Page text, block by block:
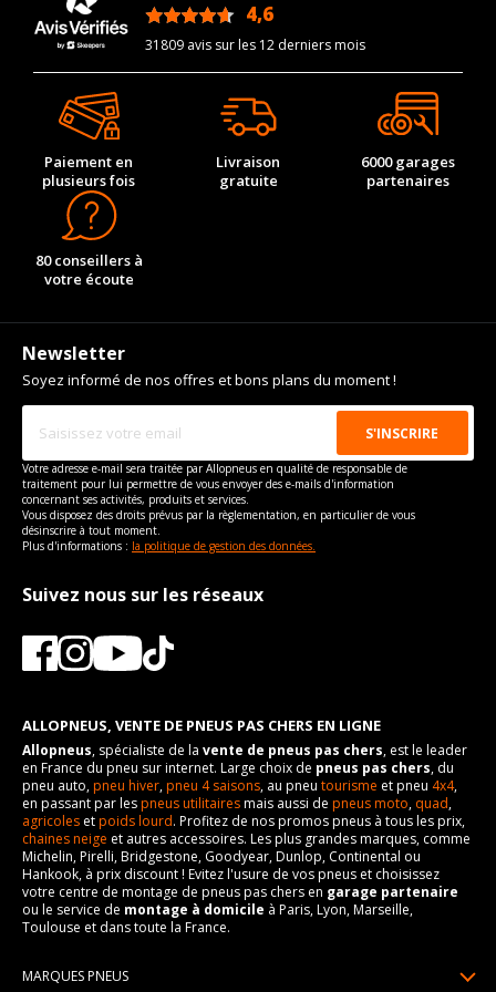
Puissance en Kw max
160
Type
Traction avant
4,6
31809 avis sur les 12 derniers mois
Paiement en
plusieurs fois
Livraison
gratuite
6000 garages
partenaires
80 conseillers à
votre écoute
Newsletter
Soyez informé de nos offres et bons plans du moment !
Votre adresse e-mail sera traitée par Allopneus en qualité de responsable de
traitement pour lui permettre de vous envoyer des e-mails d'information
concernant ses activités, produits et services.
Vous disposez des droits prévus par la règlementation, en particulier de vous
désinscrire à tout moment.
Plus d'informations : la politique de gestion des données.
Suivez nous sur les réseaux
ALLOPNEUS, VENTE DE PNEUS PAS CHERS EN LIGNE
Allopneus, spécialiste de la vente de pneus pas chers, est le leader
en France du pneu sur internet. Large choix de pneus pas chers, du
pneu auto,pneu hiver,pneu 4 saisons, au pneu tourisme et pneu 4x4,
en passant par lespneus utilitairesmais aussi de pneus moto, quad,
agricoles etpoids lourd. Profitez de nos promos pneus à tous les prix,
chaines neige et autres accessoires. Les plus grandes marques, comme
Michelin, Pirelli, Bridgestone, Goodyear, Dunlop, Continental ou
Hankook, à prix discount ! Evitez l'usure de vos pneus et choisissez
votre centre de montage de pneus pas chers en garage partenaire
ou le service de montage à domicile à Paris, Lyon, Marseille,
Toulouse et dans toute la France.
MARQUES PNEUS